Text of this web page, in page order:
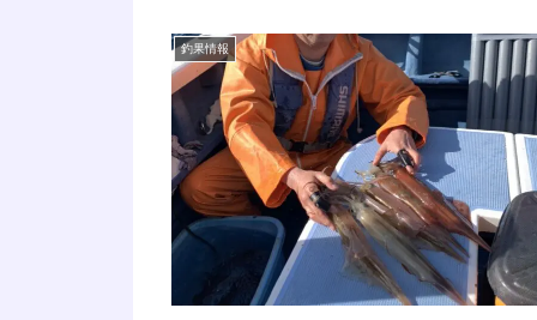
釣果情報